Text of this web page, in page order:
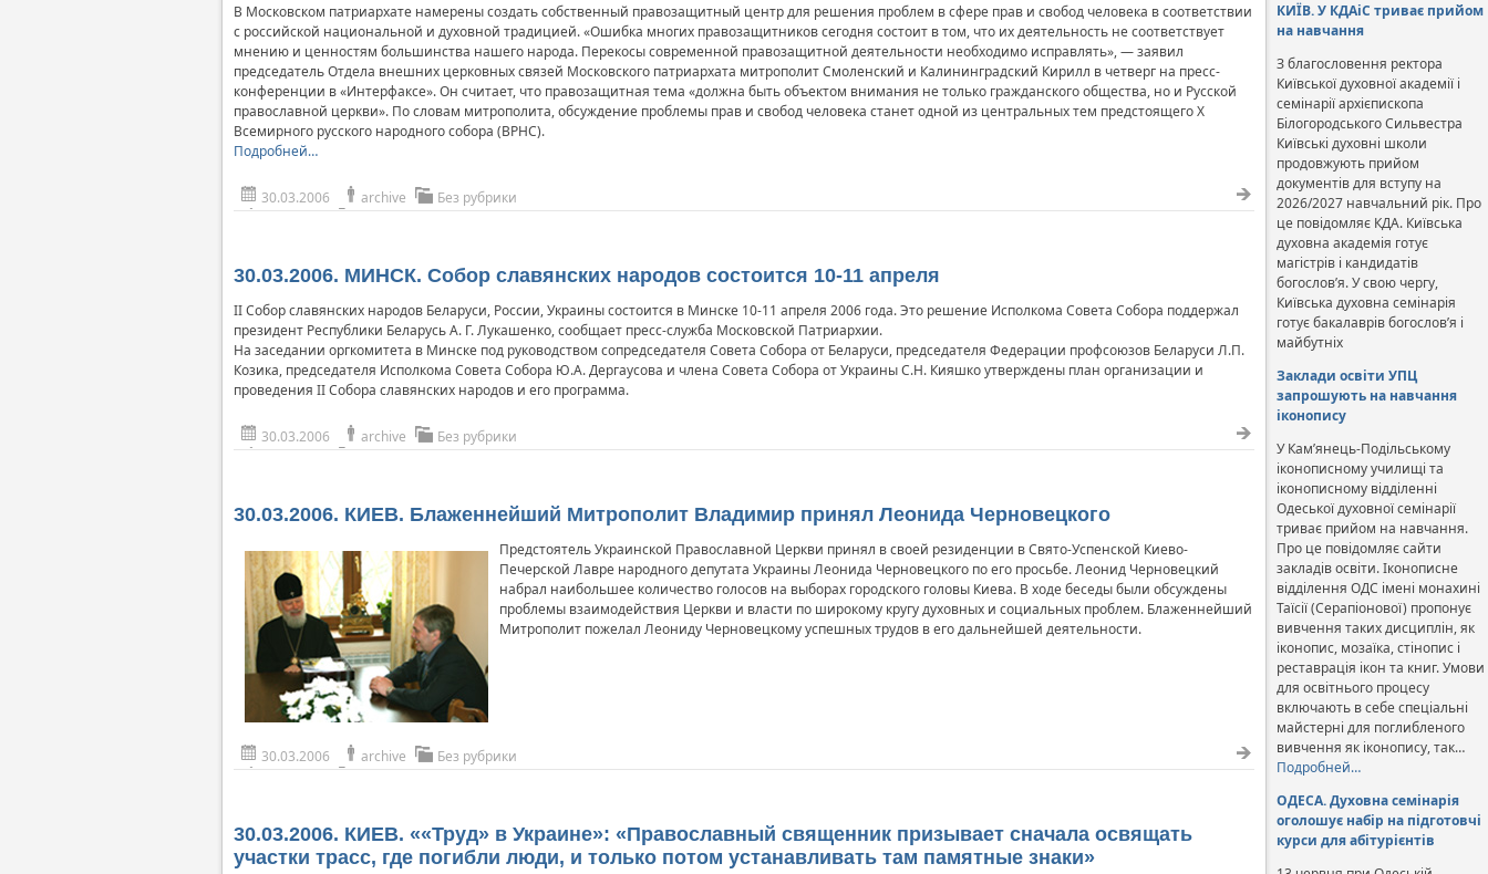
В Московском патриархате намерены создать собственный правозащитный центр для решения проблем в сфере прав и свобод человека в соответствии
с российской национальной и духовной традицией. «Ошибка многих правозащитников сегодня состоит в том, что их деятельность не соответствует
мнению и ценностям большинства нашего народа. Перекосы современной правозащитной деятельности необходимо исправлять», — заявил
председатель Отдела внешних церковных связей Московского патриархата митрополит Смоленский и Калининградский Кирилл в четверг на пресс-
конференции в «Интерфаксе». Он считает, что правозащитная тема «должна быть объектом внимания не только гражданского общества, но и Русской
православной церкви». По словам митрополита, обсуждение проблемы прав и свобод человека станет одной из центральных тем предстоящего Х
Всемирного русского народного собора (ВРНС).
Подробней…
30.03.2006 archive Без рубрики
30.03.2006. МИНСК. Собор славянских народов состоится 10-11 апреля
II Собор славянских народов Беларуси, России, Украины состоится в Минске 10-11 апреля 2006 года. Это решение Исполкома Совета Собора поддержал
президент Республики Беларусь А. Г. Лукашенко, сообщает пресс-служба Московской Патриархии.
На заседании оргкомитета в Минске под руководством сопредседателя Совета Собора от Беларуси, председателя Федерации профсоюзов Беларуси Л.П.
Козика, председателя Исполкома Совета Собора Ю.А. Дергаусова и члена Совета Собора от Украины С.Н. Кияшко утверждены план организации и
проведения II Собора славянских народов и его программа.
30.03.2006 archive Без рубрики
30.03.2006. КИЕВ. Блаженнейший Митрополит Владимир принял Леонида Черновецкого
Предстоятель Украинской Православной Церкви принял в своей резиденции в Свято-Успенской Киево-
Печерской Лавре народного депутата Украины Леонида Черновецкого по его просьбе. Леонид Черновецкий
набрал наибольшее количество голосов на выборах городского головы Киева. В ходе беседы были обсуждены
проблемы взаимодействия Церкви и власти по широкому кругу духовных и социальных проблем. Блаженнейший
Митрополит пожелал Леониду Черновецкому успешных трудов в его дальнейшей деятельности.
30.03.2006 archive Без рубрики
30.03.2006. КИЕВ. ««Труд» в Украине»: «Православный священник призывает сначала освящать
участки трасс, где погибли люди, и только потом устанавливать там памятные знаки»
КИЇВ. У КДАіС триває прийом
на навчання
З благословення ректора
Київської духовної академії і
семінарії архієпископа
Білогородського Сильвестра
Київські духовні школи
продовжують прийом
документів для вступу на
2026/2027 навчальний рік. Про
це повідомляє КДА. Київська
духовна академія готує
магістрів і кандидатів
богослов’я. У свою чергу,
Київська духовна семінарія
готує бакалаврів богослов’я і
майбутніх
Заклади освіти УПЦ
запрошують на навчання
іконопису
У Кам’янець-Подільському
іконописному училищі та
іконописному відділенні
Одеської духовної семінарії
триває прийом на навчання.
Про це повідомляє сайти
закладів освіти. Іконописне
відділення ОДС імені монахині
Таїсії (Серапіонової) пропонує
вивчення таких дисциплін, як
іконопис, мозаїка, стінопис і
реставрація ікон та книг. Умови
для освітнього процесу
включають в себе спеціальні
майстерні для поглибленого
вивчення як іконопису, так…
Подробней…
ОДЕСА. Духовна семінарія
оголошує набір на підготовчі
курси для абітурієнтів